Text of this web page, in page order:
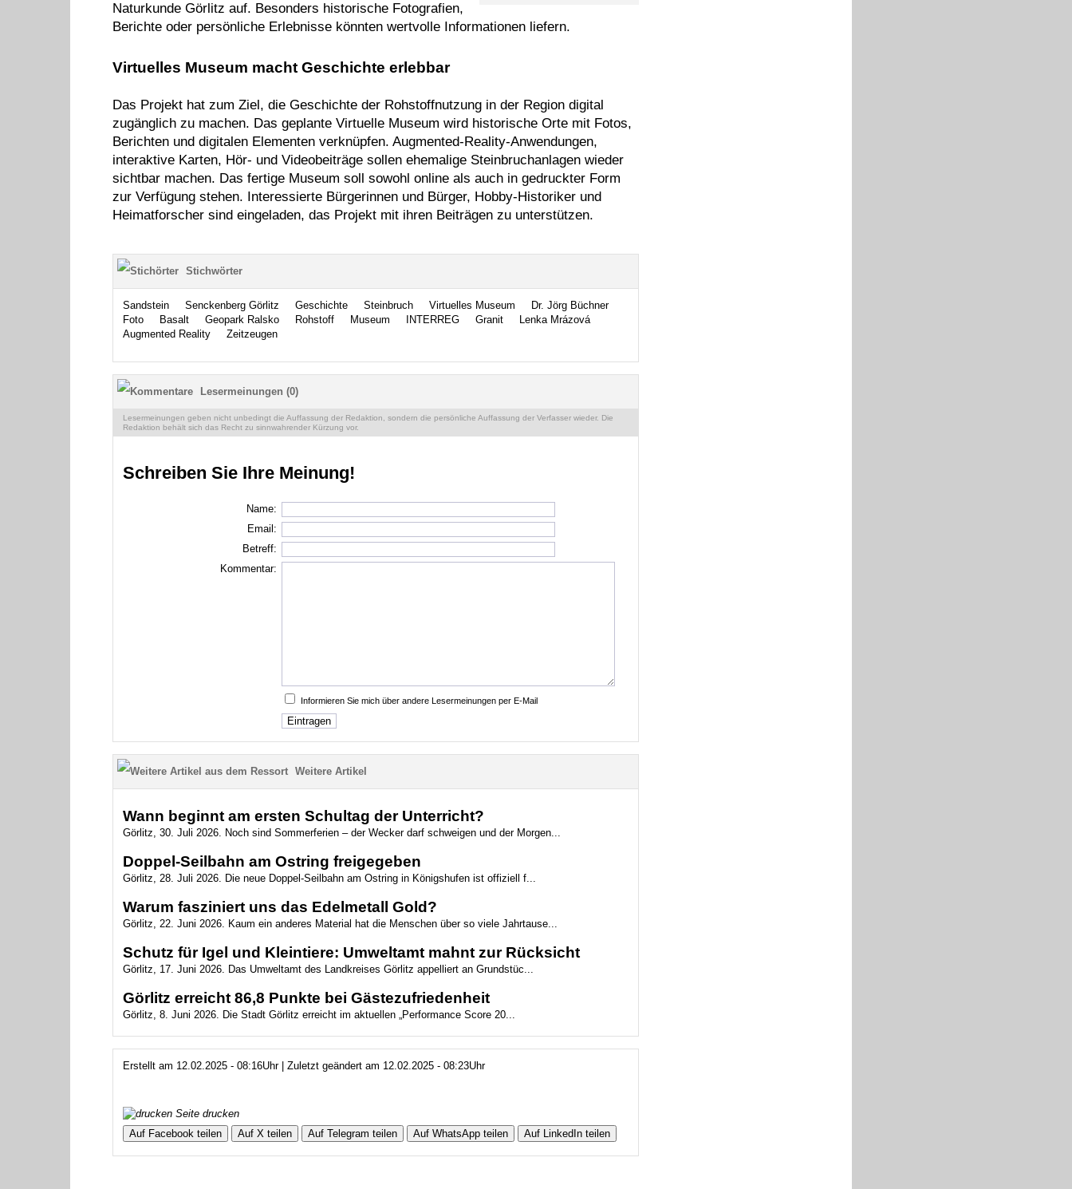
Naturkunde Görlitz auf. Besonders historische Fotografien,
Berichte oder persönliche Erlebnisse könnten wertvolle Informationen liefern.
Virtuelles Museum macht Geschichte erlebbar
Das Projekt hat zum Ziel, die Geschichte der Rohstoffnutzung in der Region digital
zugänglich zu machen. Das geplante Virtuelle Museum wird historische Orte mit Fotos,
Berichten und digitalen Elementen verknüpfen. Augmented-Reality-Anwendungen,
interaktive Karten, Hör- und Videobeiträge sollen ehemalige Steinbruchanlagen wieder
sichtbar machen. Das fertige Museum soll sowohl online als auch in gedruckter Form
zur Verfügung stehen. Interessierte Bürgerinnen und Bürger, Hobby-Historiker und
Heimatforscher sind eingeladen, das Projekt mit ihren Beiträgen zu unterstützen.
Stichwörter
Sandstein Senckenberg Görlitz Geschichte Steinbruch Virtuelles Museum
Dr. Jörg Büchner
Foto
Basalt Geopark Ralsko Rohstoff Museum INTERREG Granit
Lenka Mrázová
Augmented Reality
Zeitzeugen
Lesermeinungen (0)
Lesermeinungen geben nicht unbedingt die Auffassung der Redaktion, sondern die persönliche Auffassung der Verfasser wieder. Die
Redaktion behält sich das Recht zu sinnwahrender Kürzung vor.
Schreiben Sie Ihre Meinung!
Name:
Email:
Betreff:
Kommentar:
Informieren Sie mich über andere Lesermeinungen per E-Mail
Weitere Artikel
Wann beginnt am ersten Schultag der Unterricht?
Görlitz, 30. Juli 2026. Noch sind Sommerferien – der Wecker darf schweigen und der Morgen...
Doppel-Seilbahn am Ostring freigegeben
Görlitz, 28. Juli 2026. Die neue Doppel-Seilbahn am Ostring in Königshufen ist offiziell f...
Warum fasziniert uns das Edelmetall Gold?
Görlitz, 22. Juni 2026. Kaum ein anderes Material hat die Menschen über so viele Jahrtause...
Schutz für Igel und Kleintiere: Umweltamt mahnt zur Rücksicht
Görlitz, 17. Juni 2026. Das Umweltamt des Landkreises Görlitz appelliert an Grundstüc...
Görlitz erreicht 86,8 Punkte bei Gästezufriedenheit
Görlitz, 8. Juni 2026. Die Stadt Görlitz erreicht im aktuellen „Performance Score 20...
Erstellt am 12.02.2025 - 08:16Uhr | Zuletzt geändert am 12.02.2025 - 08:23Uhr
Seite drucken
Auf Facebook teilen
Auf X teilen Auf Telegram teilen Auf WhatsApp teilen Auf LinkedIn teilen